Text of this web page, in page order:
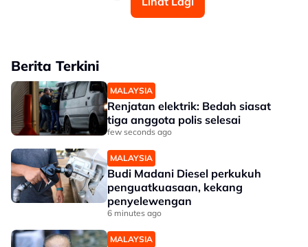
Berita Terkini
MALAYSIA
Renjatan elektrik: Bedah siasat
tiga anggota polis selesai
few seconds ago
MALAYSIA
Budi Madani Diesel perkukuh
penguatkuasaan, kekang
penyelewengan
6 minutes ago
MALAYSIA